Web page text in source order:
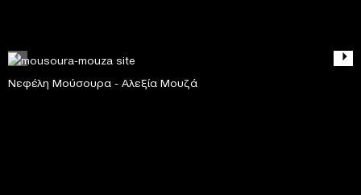
Νεφέλη Μούσουρα - Αλεξία Μουζά